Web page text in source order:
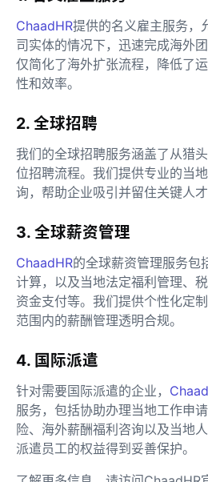
ChaadHR提供的名义雇主服务，
司实体的情况下，迅速完成海外
仅简化了海外扩张流程，降低了
性和效率。
2. 全球招聘
我们的全球招聘服务涵盖了从猎
位招聘流程。我们提供专业的当
询，帮助企业吸引并留住关键人才
3. 全球薪资管理
ChaadHR的全球薪资管理服务包
计算，以及当地法定福利管理、
资金支付等。我们提供个性化定
范围内的薪酬管理透明合规。
4. 国际派遣
针对需要国际派遣的企业，
服务，包括协助办理当地工作申
险、海外薪酬福利咨询以及当地
派遣员工的权益得到妥善保护。